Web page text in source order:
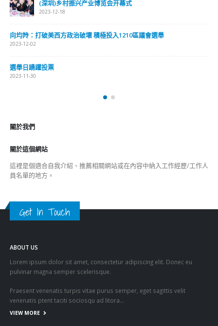
選舉日踴躍投票 文: 朱家健
2023-11-30
抹黑候選人涉選舉舞弊 文: 朱家健
2023-11-30
香港公院探访明起无须预约一图睇清最新安排
這裡是個適合自我介紹、推薦相關網站或在內容中納入工作經歷/工作人
Get In Touch
Lorem ipsum dolor sit amet, consectetur adipiscing elit. Donec eu
Praesent venenatis turpis vitae purus semper, eget sagittis velit
venenatis ptent taciti sociosqu ad litora…